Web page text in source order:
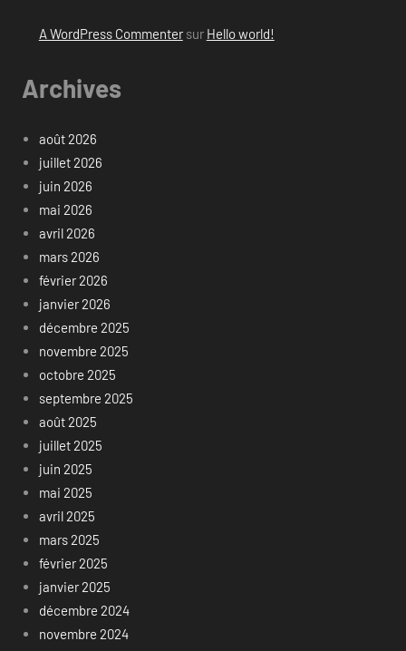
A WordPress Commentersur Hello world!
Archives
août 2026
juillet 2026
juin 2026
mai 2026
avril 2026
mars 2026
février 2026
janvier 2026
décembre 2025
novembre 2025
octobre 2025
septembre 2025
août 2025
juillet 2025
juin 2025
mai 2025
avril 2025
mars 2025
février 2025
janvier 2025
décembre 2024
novembre 2024